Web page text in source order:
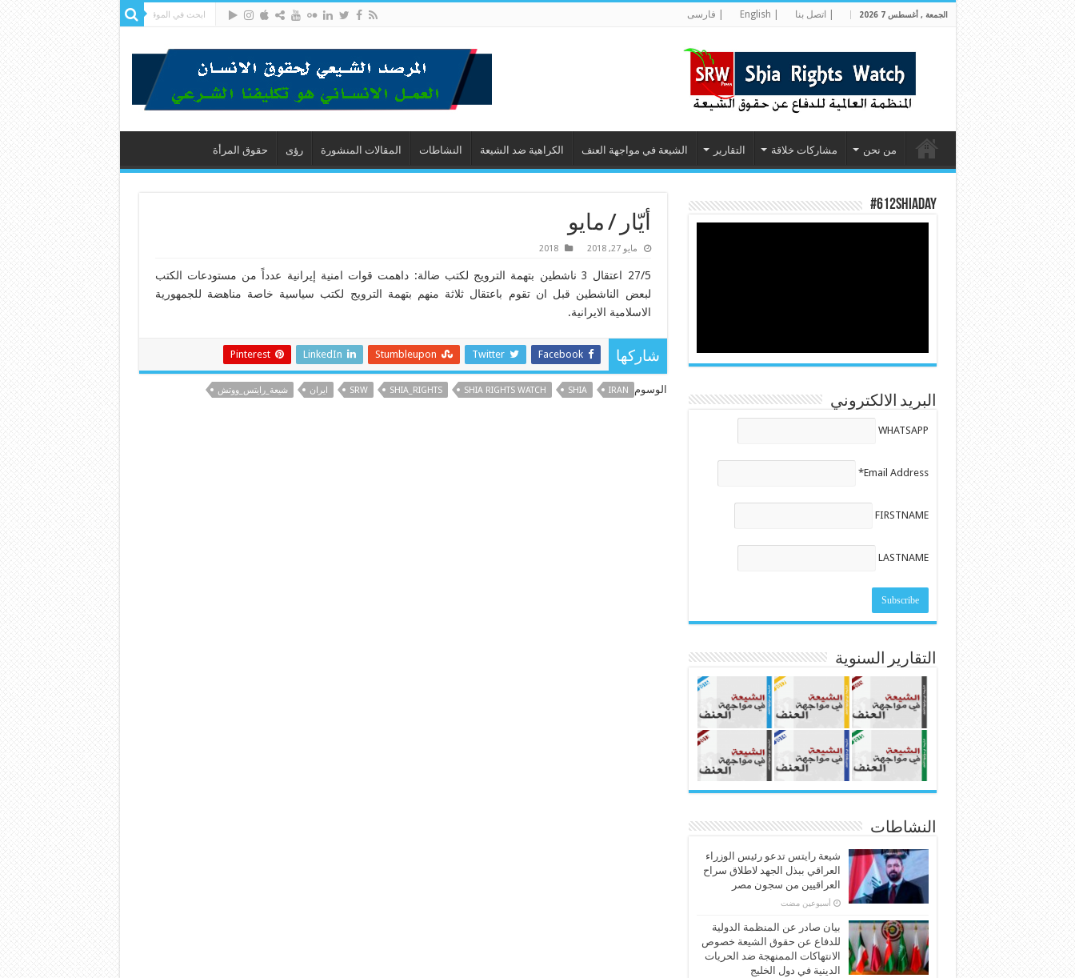
الجمعة , أغسطس 7 2026 | اتصل بنا | فارسى
من نحن مشاركات خلاقة التقارير الشيعة في مواجهة العنف الكراهية ضد الشيعة النشاطات المقالات المنشورة رؤى حقوق المرأة
أيّار / مايو
مايو 27, 2018 2018
27/5 اعتقال 3 ناشطين بتهمة الترويج لكتب ضالة: داهمت قوات امنية إيرانية عدداً من مستودعات الكتب
لبعض الناشطين قبل ان تقوم باعتقال ثلاثة منهم بتهمة الترويج لكتب سياسية خاصة مناهضة للجمهورية
الاسلامية الايرانية.
شاركها Facebook
Twitter
Stumbleupon
LinkedIn
Pinterest
الوسوم IRAN
SHIA
SHIA RIGHTS WATCH
SHIA_RIGHTS
SRW ایران شيعة_رايتس_ووتش
#612ShiaDay
البريد الالكتروني
WHATSAPP
Email Address*
FIRSTNAME
LASTNAME
التقارير السنوية
النشاطات
شيعة رايتس تدعو رئيس الوزراء
العراقي ببذل الجهد لاطلاق سراح
العراقيين من سجون مصر
‏أسبوعين مضت
بيان صادر عن المنظمة الدولية
للدفاع عن حقوق الشيعة خصوص
الانتهاكات الممنهجة ضد الحريات
الدينية في دول الخليج